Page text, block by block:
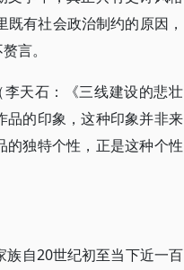
有社会政治制约的原因，
言。
天石：《三线建设的悲壮
品的印象，这种印象并非来
的独特个性，正是这种个性
族自20世纪初至当下近一百